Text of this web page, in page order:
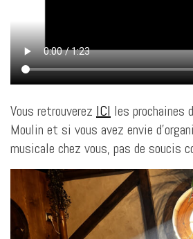
Vous retrouverez ICI les prochaines
Moulin et si vous avez envie
musicale chez vous, pas de soucis